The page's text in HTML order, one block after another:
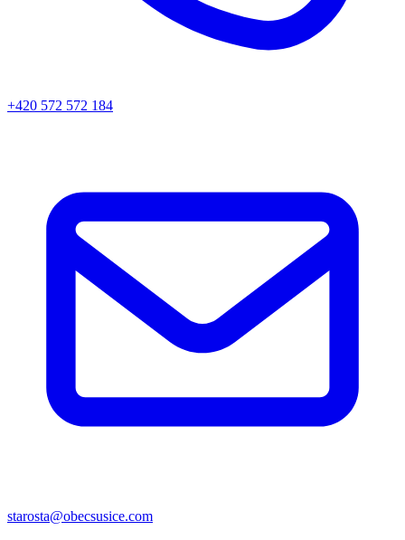
+420 572 572 184
starosta@obecsusice.com